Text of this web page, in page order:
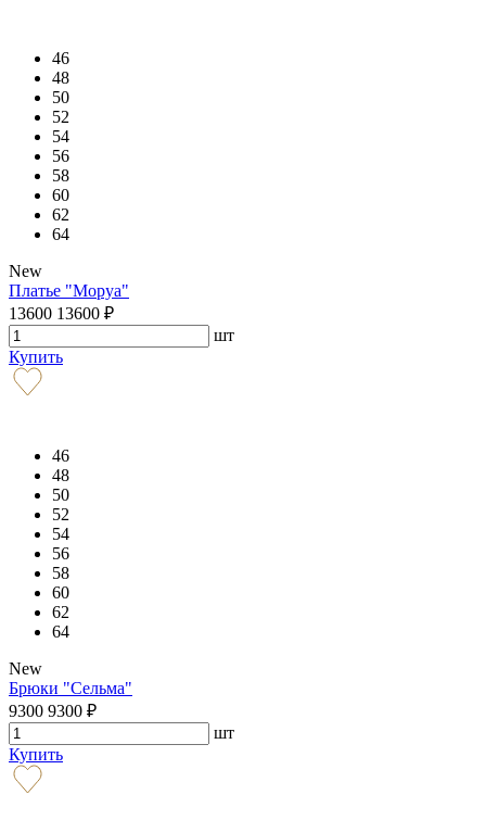
46
48
50
52
54
56
58
60
62
64
New
Платье "Моруа"
13600 13600 ₽
шт
Купить
46
48
50
52
54
56
58
60
62
64
New
Брюки "Сельма"
9300 9300 ₽
шт
Купить